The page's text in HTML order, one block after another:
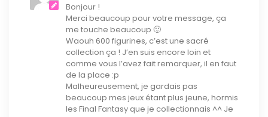
Bonjour !
Merci beaucoup pour votre message, ça
me touche beaucoup 🙂
Waouh 600 figurines, c’est une sacré
collection ça ! J’en suis encore loin et
comme vous l’avez fait remarquer, il en faut
de la place :p
Malheureusement, je gardais pas
beaucoup mes jeux étant plus jeune, hormis
les Final Fantasy que je collectionnais ^^ Je